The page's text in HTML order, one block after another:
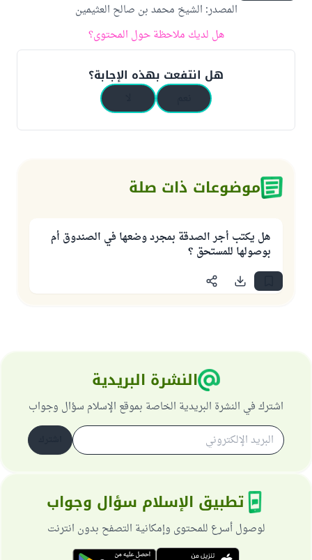
المصدر: الشيخ محمد بن صالح العثيمين
هل لديك ملاحظة حول المحتوى؟
هل انتفعت بهذه الإجابة؟
موضوعات ذات صلة
هل يكتب أجر الصدقة بمجرد وضعها في الصندوق أم
بوصولها للمستحق ؟
النشرة البريدية
اشترك في النشرة البريدية الخاصة بموقع الإسلام سؤال وجواب
تطبيق الإسلام سؤال وجواب
لوصول أسرع للمحتوى وإمكانية التصفح بدون انترنت